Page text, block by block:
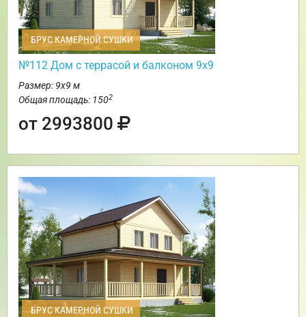
БРУС КАМЕРНОЙ СУШКИ
№112 Дом с террасой и балконом 9х9
Размер: 9х9 м
Общая площадь: 1502
от 2993800
БРУС КАМЕРНОЙ СУШКИ